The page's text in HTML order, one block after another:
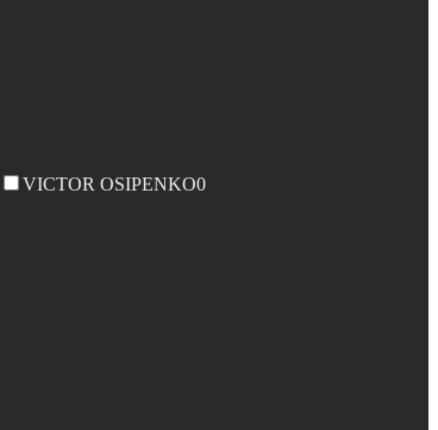
VICTOR OSIPENKO0